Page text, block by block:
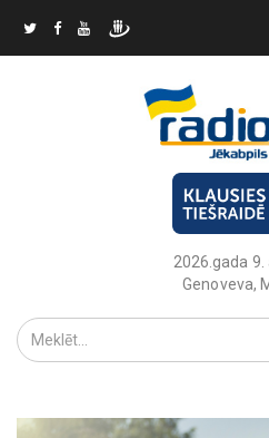
2026.gada 9.
Genoveva,